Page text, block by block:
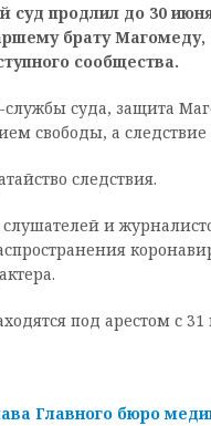
суд продлил до 30
брату
сообщества.
суда, защита
свободы, а
следствия.
и
под арестом с 31
Главного бюро